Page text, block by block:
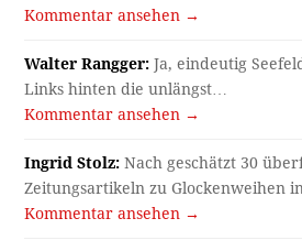
Kommentar ansehen →
Walter Rangger: Ja, eindeutig
Links hinten die unlängst…
Kommentar ansehen →
Ingrid Stolz: Nach geschätzt 30
Zeitungsartikeln zu Glockenweihen
Kommentar ansehen →